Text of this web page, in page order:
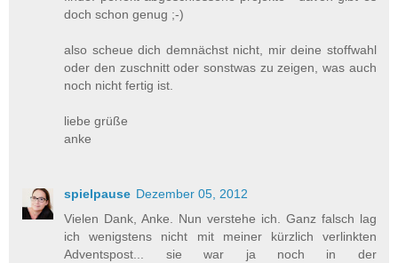
doch schon genug ;-)
also scheue dich demnächst nicht, mir deine stoffwahl
oder den zuschnitt oder sonstwas zu zeigen, was auch
noch nicht fertig ist.
liebe grüße
anke
spielpause Dezember 05, 2012
Vielen Dank, Anke. Nun verstehe ich. Ganz falsch lag
ich wenigstens nicht mit meiner kürzlich verlinkten
Adventspost... sie war ja noch in der